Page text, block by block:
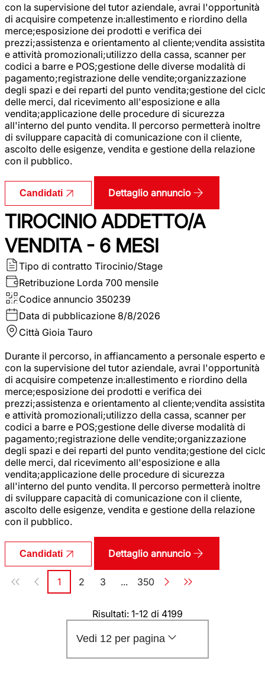
con la supervisione del tutor aziendale, avrai l'opportunità
di acquisire competenze in:allestimento e riordino della
merce;esposizione dei prodotti e verifica dei
prezzi;assistenza e orientamento al cliente;vendita assistita
e attività promozionali;utilizzo della cassa, scanner per
codici a barre e POS;gestione delle diverse modalità di
pagamento;registrazione delle vendite;organizzazione
degli spazi e dei reparti del punto vendita;gestione del
delle merci, dal ricevimento all'esposizione e alla
vendita;applicazione delle procedure di sicurezza
all'interno del punto vendita. Il percorso permetterà inoltre
di sviluppare capacità di comunicazione con il cliente,
ascolto delle esigenze, vendita e gestione della relazione
con il pubblico.
Candidati Dettaglio annuncio
TIROCINIO ADDETTO/A
VENDITA - 6 MESI
Tipo di contratto Tirocinio/Stage
Retribuzione Lorda 700 mensile
Codice annuncio 350239
Data di pubblicazione 8/8/2026
Città Gioia Tauro
Durante il percorso, in affiancamento a personale esperto e
con la supervisione del tutor aziendale, avrai l'opportunità
di acquisire competenze in:allestimento e riordino della
merce;esposizione dei prodotti e verifica dei
prezzi;assistenza e orientamento al cliente;vendita assistita
e attività promozionali;utilizzo della cassa, scanner per
codici a barre e POS;gestione delle diverse modalità di
pagamento;registrazione delle vendite;organizzazione
degli spazi e dei reparti del punto vendita;gestione del
delle merci, dal ricevimento all'esposizione e alla
vendita;applicazione delle procedure di sicurezza
all'interno del punto vendita. Il percorso permetterà inoltre
di sviluppare capacità di comunicazione con il cliente,
ascolto delle esigenze, vendita e gestione della relazione
con il pubblico.
Candidati Dettaglio annuncio
Paginazione
Pagina
1 Pagina
2 Pagina
3 ... Pagina
350
Risultati: 1-12 di 4199
Vedi 12 per pagina